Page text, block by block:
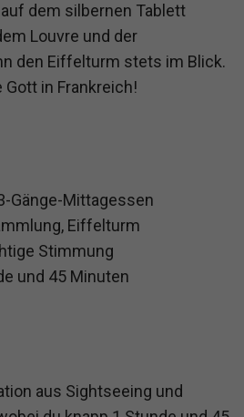
dem silbernen Tablett
Louvre und der
den Eiffelturm stets im Blick.
in Frankreich!
Gänge-Mittagessen
Eiffelturm
Stimmung
und 45 Minuten
aus Sightseeing und